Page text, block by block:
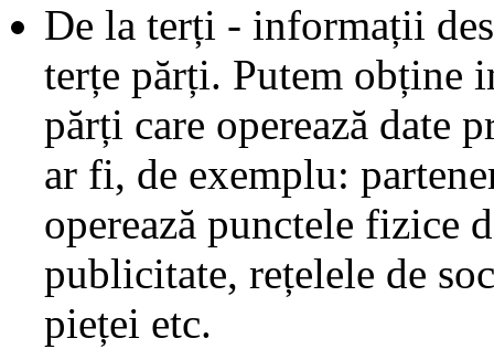
De la terți - informații
terțe părți. Putem obține
părți care operează date
ar fi, de exemplu:
operează punctele fizice
publicitate, rețelele de
pieței etc.